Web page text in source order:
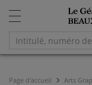
Page d'accueil Arts